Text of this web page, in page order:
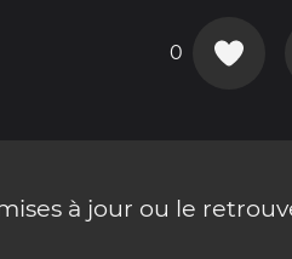
0
à jour ou le